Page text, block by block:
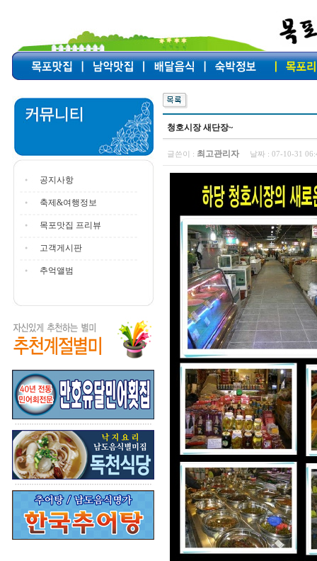
공지사항
축제&여행정보
목포맛집 프리뷰
고객게시판
추억앨범
청호시장 새단장~
글쓴이 : 최고관리자 날짜 : 07-10-31